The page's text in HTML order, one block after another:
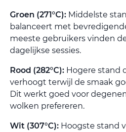
Groen (271°C): Middelste
balanceert met
meeste gebruikers vinden
dagelijkse sessies.
Rood (282°C): Hogere stand
verhoogt terwijl de smaak
Dit werkt goed voor
wolken prefereren.
Wit (307°C): Hoogste stand